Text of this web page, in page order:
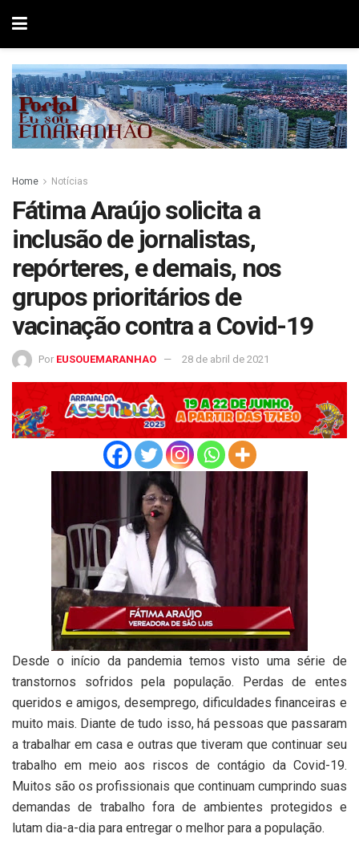
Home Notícias
Fátima Araújo solicita a
inclusão de jornalistas,
repórteres, e demais, nos
grupos prioritários de
vacinação contra a Covid-19
Por EUSOUEMARANHAO 28 de abril de 2021
Desde o início da pandemia temos visto uma série de
transtornos sofridos pela população. Perdas de entes
queridos e amigos, desemprego, dificuldades financeiras e
muito mais. Diante de tudo isso, há pessoas que passaram
a trabalhar em casa e outras que tiveram que continuar seu
trabalho em meio aos riscos de contágio da Covid-19.
Muitos são os profissionais que continuam cumprindo suas
demandas de trabalho fora de ambientes protegidos e
lutam dia-a-dia para entregar o melhor para a população.